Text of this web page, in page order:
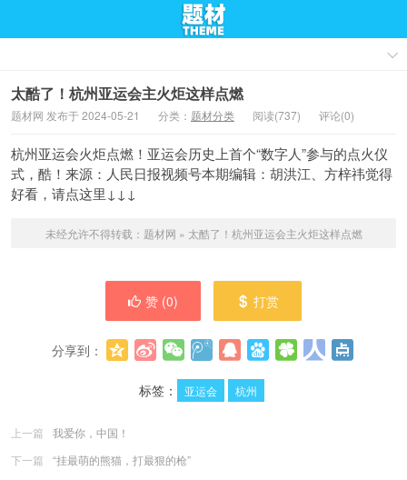
太酷了！杭州亚运会主火炬这样点燃
题材网 发布于 2024-05-21 分类： 题材分类 阅读(737) 评论(0)
杭州亚运会火炬点燃！亚运会历史上首个“数字人”参与的点火仪
式，酷！来源：人民日报视频号本期编辑：胡洪江、方梓祎觉得
好看，请点这里↓↓↓
未经允许不得转载： 题材网 » 太酷了！杭州亚运会主火炬这样点燃
赞 (0) 打赏
分享到：
标签：
亚运会 杭州
上一篇
我爱你，中国！
下一篇
“挂最萌的熊猫，打最狠的枪”